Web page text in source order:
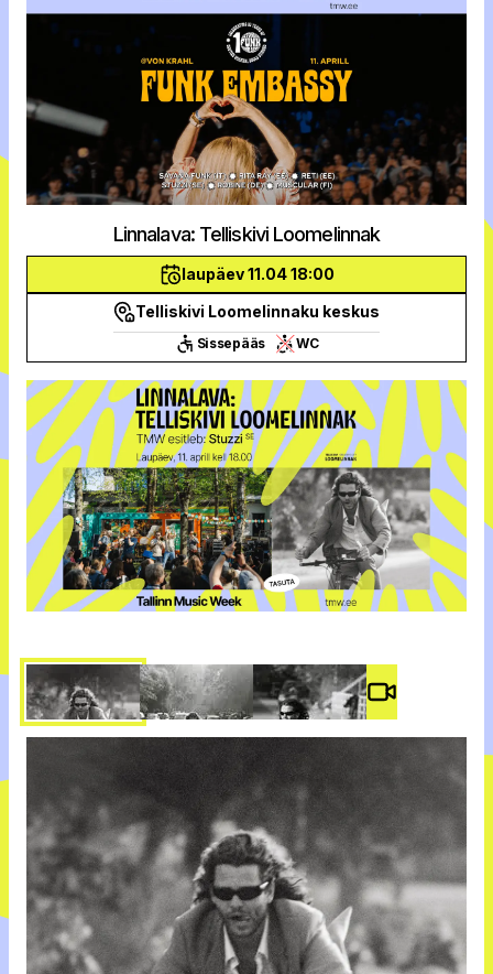
Linnalava: Telliskivi Loomelinnak
laupäev 11.04 18:00
Telliskivi Loomelinnaku keskus
Sissepääs WC
Video #